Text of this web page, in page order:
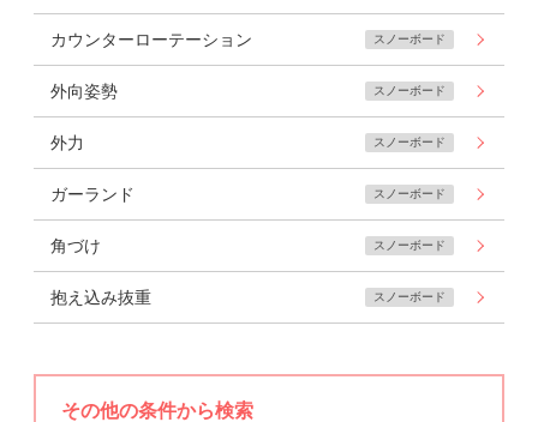
カウンターローテーション スノーボード
外向姿勢 スノーボード
外力 スノーボード
ガーランド スノーボード
角づけ スノーボード
抱え込み抜重 スノーボード
その他の条件から検索